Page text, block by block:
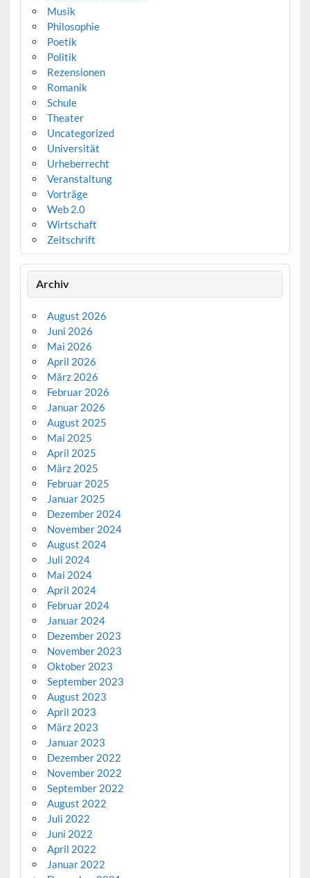
Musik
Philosophie
Poetik
Politik
Rezensionen
Romanik
Schule
Theater
Uncategorized
Universität
Urheberrecht
Veranstaltung
Vorträge
Web 2.0
Wirtschaft
Zeitschrift
Archiv
August 2026
Juni 2026
Mai 2026
April 2026
März 2026
Februar 2026
Januar 2026
August 2025
Mai 2025
April 2025
März 2025
Februar 2025
Januar 2025
Dezember 2024
November 2024
August 2024
Juli 2024
Mai 2024
April 2024
Februar 2024
Januar 2024
Dezember 2023
November 2023
Oktober 2023
September 2023
August 2023
April 2023
März 2023
Januar 2023
Dezember 2022
November 2022
September 2022
August 2022
Juli 2022
Juni 2022
April 2022
Januar 2022